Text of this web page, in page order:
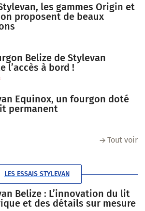
les gammes Origin et
proposent de beaux
Belize de Stylevan
l’accès à bord !
Equinox, un fourgon doté
permanent
Tout voir
LES ESSAIS STYLEVAN
Belize : L’innovation du lit
et des détails sur mesure